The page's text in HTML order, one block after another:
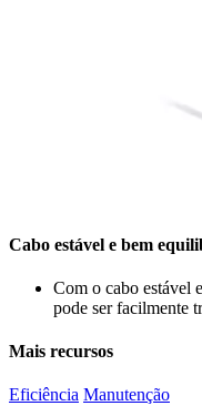
Cabo estável e bem
Com o cabo estável
pode ser facilmente
Mais recursos
Eficiência Manutenção